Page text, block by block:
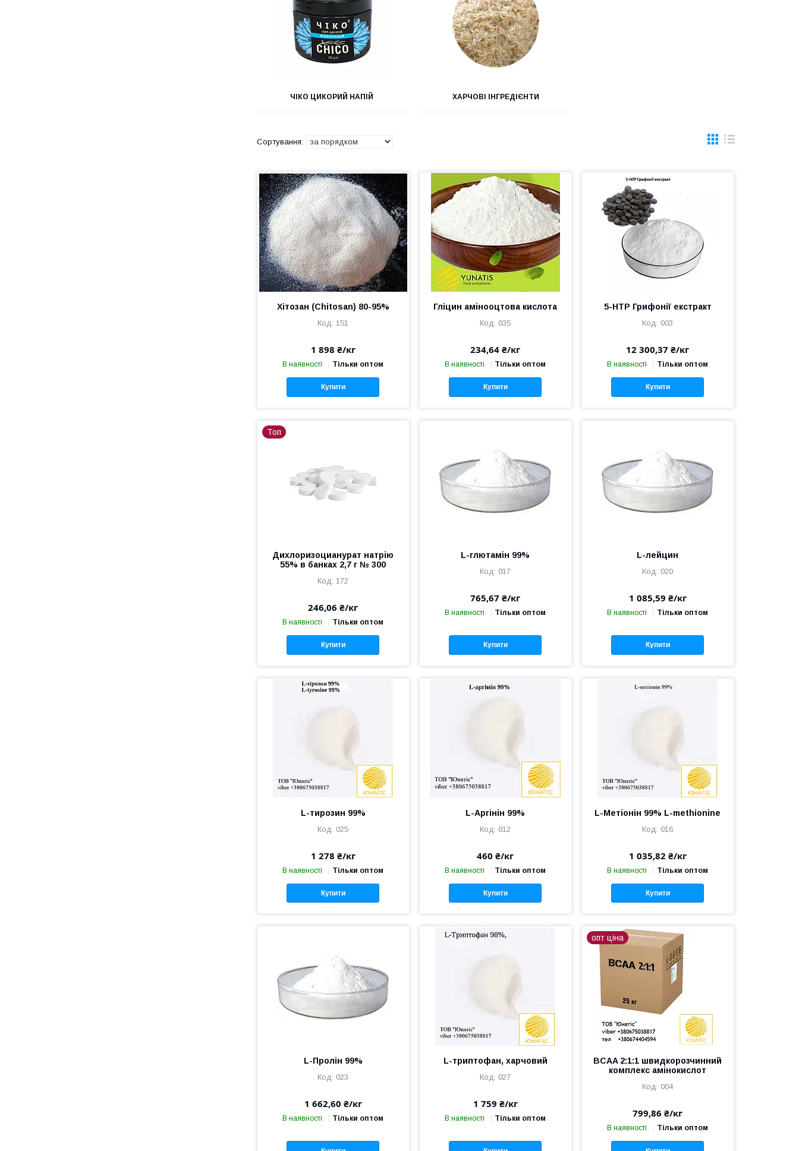
ЧІКО ЦИКОРИЙ НАПІЙ ХАРЧОВІ ІНГРЕДІЄНТИ
Хітозан (Chitosan) 80-95%
151
1 898 ₴/кг
В наявності Тільки оптом
Купити
Гліцин амінооцтова кислота
035
234,64 ₴/кг
В наявності Тільки оптом
Купити
5-HTP Грифонії екстракт
003
12 300,37 ₴/кг
В наявності Тільки оптом
Купити
Топ
Дихлоризоцианурат натрію
55% в банках 2,7 г № 300
172
246,06 ₴/кг
В наявності Тільки оптом
Купити
L-глютамін 99%
017
765,67 ₴/кг
В наявності Тільки оптом
Купити
L-лейцин
020
1 085,59 ₴/кг
В наявності Тільки оптом
Купити
L-тирозин 99%
025
1 278 ₴/кг
В наявності Тільки оптом
Купити
L-Аргінін 99%
012
460 ₴/кг
В наявності Тільки оптом
Купити
L-Метіонін 99% L-methionine
016
1 035,82 ₴/кг
В наявності Тільки оптом
Купити
L-Пролін 99%
023
1 662,60 ₴/кг
В наявності Тільки оптом
L-триптофан, харчовий
027
1 759 ₴/кг
В наявності Тільки оптом
опт ціна
BCAA 2:1:1 швидкорозчинний
комплекс амінокислот
004
799,86 ₴/кг
В наявності Тільки оптом